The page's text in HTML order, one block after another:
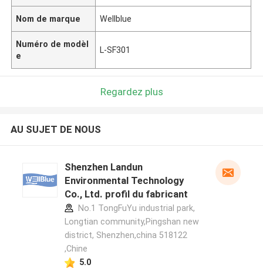
Nom de marque Wellblue
Numéro de modèl
e
L-SF301
Regardez plus
AU SUJET DE NOUS
Shenzhen Landun
Environmental Technology
Co., Ltd. profil du fabricant
No.1 TongFuYu industrial park,
Longtian community,Pingshan new
district, Shenzhen,china 518122
,Chine
5.0